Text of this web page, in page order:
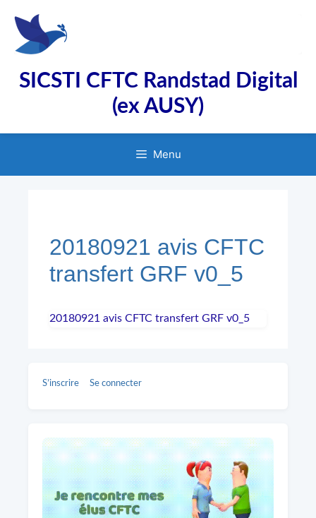
contenu
SICSTI CFTC Randstad Digital
(ex AUSY)
Menu
20180921 avis CFTC
transfert GRF v0_5
20180921 avis CFTC transfert GRF v0_5
S’inscrire Se connecter